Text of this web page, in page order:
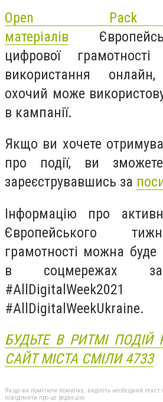
Open Pack
матеріалів
цифрової
використання
охочий може
в кампанії.
Якщо ви хочете
про події, ви
зареєструвавшись за
Інформацію про
Європейського
грамотності можна буде
в соцмережах за
#AllDigitalWeekUkraine.
БУДЬТЕ В РИТМІ
САЙТ МІСТА СМІЛИ 4733
Якщо ви помітили помилку, виділіть необхідний текст
повідомити про це редакцію